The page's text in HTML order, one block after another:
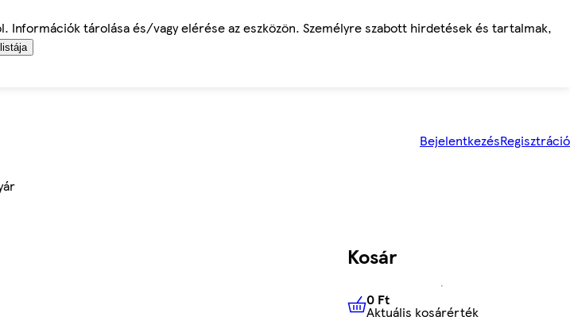
Információk tárolása és/vagy elérése az eszközön. Személyre szabott hirdetések és tartalmak,
BejelentkezésRegisztráció
Kosár
0 Ft
Aktuális kosárérték